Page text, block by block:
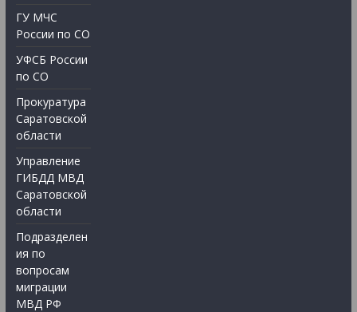
ГУ МЧС
России по СО
УФСБ России
по СО
Прокуратура
Саратовской
области
Управление
ГИБДД МВД
Саратовской
области
Подразделен
ия по
вопросам
миграции
МВД РФ